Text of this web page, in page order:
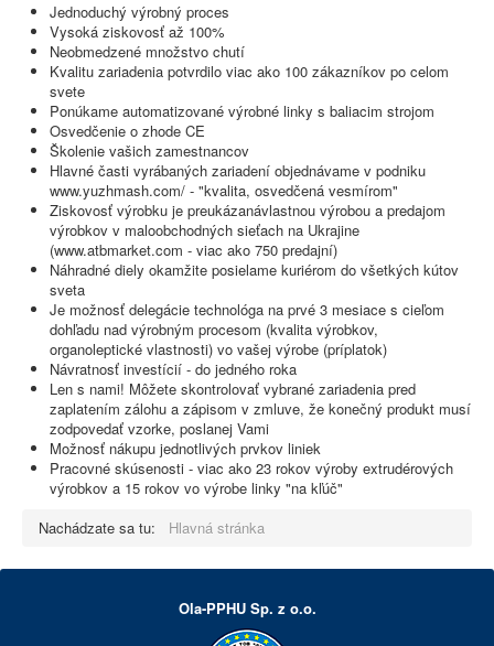
Jednoduchý výrobný proces
Vysoká ziskovosť až 100%
Neobmedzené množstvo chutí
Kvalitu zariadenia potvrdilo viac ako 100 zákazníkov po celom
svete
Ponúkame automatizované výrobné linky s baliacim strojom
Osvedčenie o zhode CE
Školenie vašich zamestnancov
Hlavné časti vyrábaných zariadení objednávame v podniku
www.yuzhmash.com/ - "kvalita, osvedčená vesmírom"
Ziskovosť výrobku je preukázanávlastnou výrobou a predajom
výrobkov v maloobchodných sieťach na Ukrajine
(www.atbmarket.com - viac ako 750 predajní)
Náhradné diely okamžite posielame kuriérom do všetkých kútov
sveta
Je možnosť delegácie technológa na prvé 3 mesiace s cieľom
dohľadu nad výrobným procesom (kvalita výrobkov,
organoleptické vlastnosti) vo vašej výrobe (príplatok)
Návratnosť investícií - do jedného roka
Len s nami! Môžete skontrolovať vybrané zariadenia pred
zaplatením zálohu a zápisom v zmluve, že konečný produkt musí
zodpovedať vzorke, poslanej Vami
Možnosť nákupu jednotlivých prvkov liniek
Pracovné skúsenosti - viac ako 23 rokov výroby extrudérových
výrobkov a 15 rokov vo výrobe linky "na kľúč"
Nachádzate sa tu:
Hlavná stránka
Ola-PPHU Sp. z o.o.